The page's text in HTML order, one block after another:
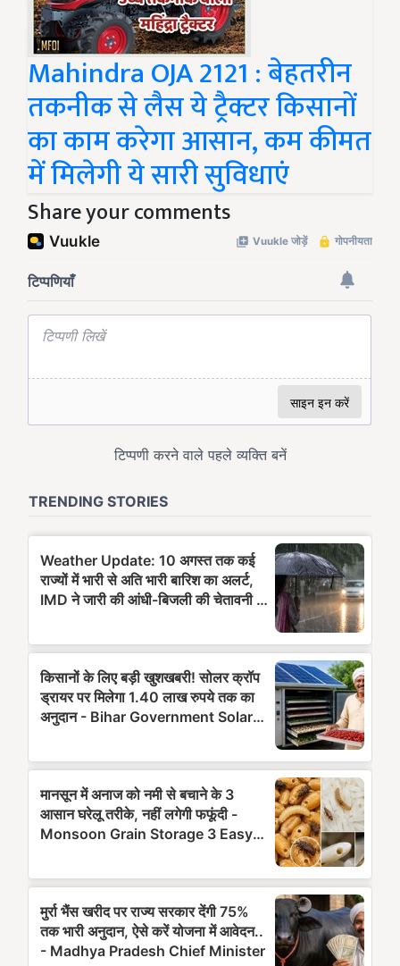
Mahindra OJA 2121 : बेहतरीन
तकनीक से लैस ये ट्रैक्टर किसानों
का काम करेगा आसान, कम कीमत
में मिलेगी ये सारी सुविधाएं
Share your comments